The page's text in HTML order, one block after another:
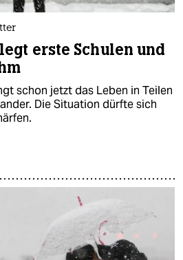
erste Schulen und
schon jetzt das Leben in Teilen
Die Situation dürfte sich